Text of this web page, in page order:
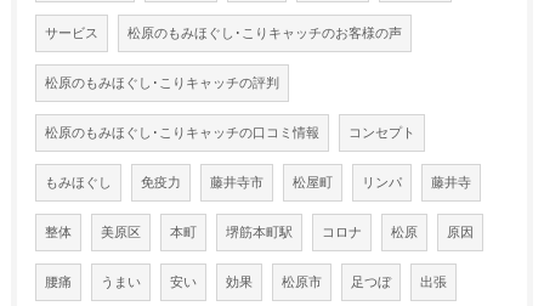
サービス 松原のもみほぐし･こりキャッチのお客様の声
松原のもみほぐし･こりキャッチの評判
松原のもみほぐし･こりキャッチの口コミ情報 コンセプト
もみほぐし 免疫力 藤井寺市 松屋町 リンパ 藤井寺
整体 美原区 本町 堺筋本町駅 コロナ 松原 原因
腰痛 うまい 安い 効果 松原市 足つぼ 出張